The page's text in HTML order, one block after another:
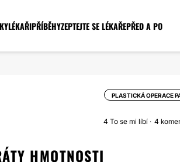
LÉKAŘIPŘÍBĚHYZEPTEJTE SE LÉKAŘEPŘED A PO
PLASTICKÁ OPERACE
4 To se mi líbí 4
HMOTNOSTI